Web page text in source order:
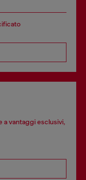
a vantaggi esclusivi,